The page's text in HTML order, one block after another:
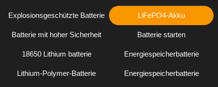
Explosionsgeschützte Batterie LiFePO4-Akku
Batterie mit hoher Sicherheit Batterie starten
18650 Lithium batterie Energiespeicherbatterie
Lithium-Polymer-Batterie Energiespeicherbatterie